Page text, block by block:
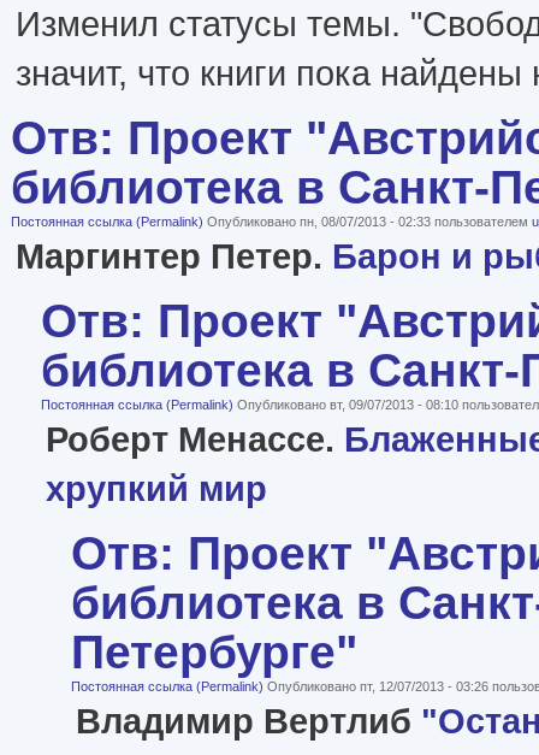
Изменил статусы темы.
значит, что книги пока
Отв: Проект
библиотека в Санкт-
Постоянная ссылка (Permalink) Опубликовано пн, 08/07/2013 - 02:33 пользователем
Маргинтер Петер. Барон и
Отв: Проект
библиотека в Санкт-
Постоянная ссылка (Permalink) Опубликовано вт, 09/07/2013 - 08:10
Роберт Менассе.
хрупкий мир
Отв: Проект
библиотека в
Петербурге"
Постоянная ссылка (Permalink) Опубликовано пт, 12/07/2013 - 03:26
Владимир Вертлиб